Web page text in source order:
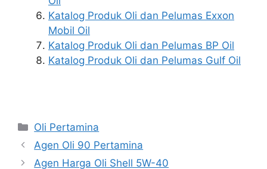
Katalog Produk Oli dan Pelumas Exxon
Mobil Oil
Katalog Produk Oli dan Pelumas BP Oil
Katalog Produk Oli dan Pelumas Gulf Oil
Oli Pertamina
Agen Oli 90 Pertamina
Agen Harga Oli Shell 5W-40